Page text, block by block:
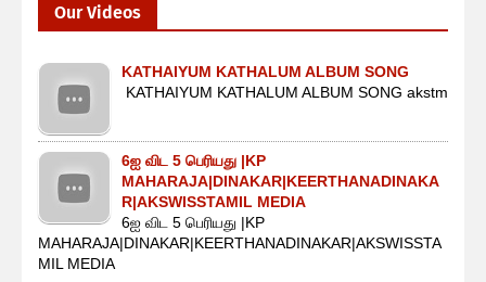
Our Videos
KATHAIYUM KATHALUM ALBUM SONG
KATHAIYUM KATHALUM ALBUM SONG akstm
6ஐ விட 5 பெரியது |KP
MAHARAJA|DINAKAR|KEERTHANADINAKA
R|AKSWISSTAMIL MEDIA
6ஐ விட 5 பெரியது |KP
MAHARAJA|DINAKAR|KEERTHANADINAKAR|AKSWISSTA
MIL MEDIA